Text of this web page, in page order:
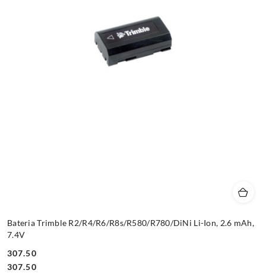
Bateria Trimble R2/R4/R6/R8s/R580/R780/DiNi Li-Ion, 2.6 mAh,
7.4V
Cena:
307.50
Cena:
307.50